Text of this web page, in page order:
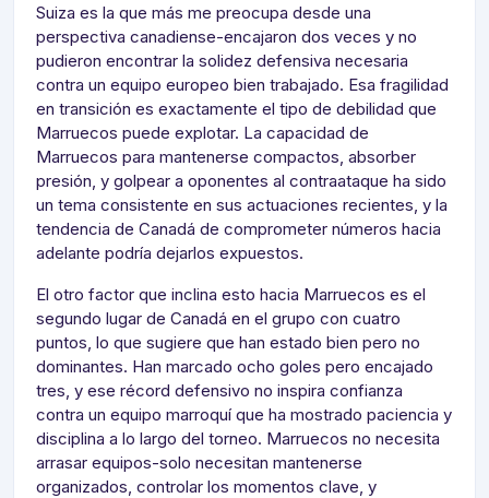
Suiza es la que más me preocupa desde una
perspectiva canadiense-encajaron dos veces y no
pudieron encontrar la solidez defensiva necesaria
contra un equipo europeo bien trabajado. Esa fragilidad
en transición es exactamente el tipo de debilidad que
Marruecos puede explotar. La capacidad de
Marruecos para mantenerse compactos, absorber
presión, y golpear a oponentes al contraataque ha sido
un tema consistente en sus actuaciones recientes, y la
tendencia de Canadá de comprometer números hacia
adelante podría dejarlos expuestos.
El otro factor que inclina esto hacia Marruecos es el
segundo lugar de Canadá en el grupo con cuatro
puntos, lo que sugiere que han estado bien pero no
dominantes. Han marcado ocho goles pero encajado
tres, y ese récord defensivo no inspira confianza
contra un equipo marroquí que ha mostrado paciencia y
disciplina a lo largo del torneo. Marruecos no necesita
arrasar equipos-solo necesitan mantenerse
organizados, controlar los momentos clave, y